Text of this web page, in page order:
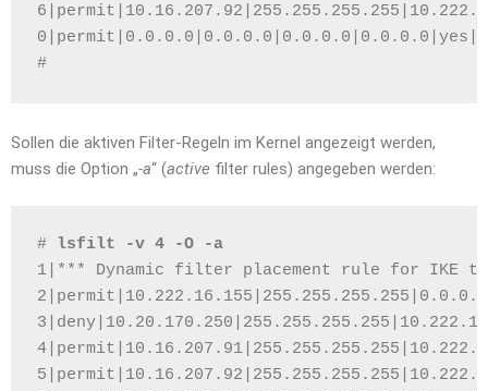
#
Sollen die aktiven Filter-Regeln im Kernel angezeigt werden,
muss die Option „-a“ (active filter rules) angegeben werden:
#
lsfilt -v 4 -O -a
1|*** Dynamic filter placement rule for IKE